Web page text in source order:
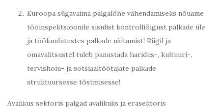
Euroopa sügavaima palgalõhe vähendamiseks nõuame
tööinspektsioonile sisulist kontrolliõigust palkade üle
ja töökuulutustes palkade näitamist! Riigil ja
omavalitsustel tuleb panustada haridus-, kultuuri-,
tervishoiu- ja sotsiaaltöötajate palkade
struktuursesse tõstmisesse!
Avalikus sektoris palgad avalikuks ja erasektoris